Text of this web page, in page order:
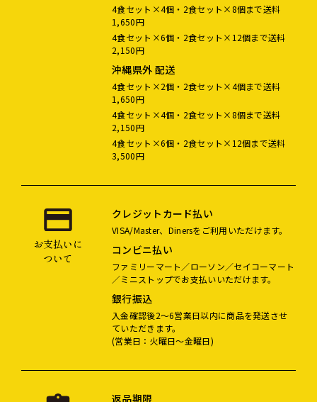
4食セット×4個・2食セット×8個まで送料
1,650円
4食セット×6個・2食セット×12個まで送料
2,150円
沖縄県外 配送
4食セット×2個・2食セット×4個まで送料
1,650円
4食セット×4個・2食セット×8個まで送料
2,150円
4食セット×6個・2食セット×12個まで送料
3,500円
お支払いに
ついて
クレジットカード払い
VISA/Master、Dinersをご利用いただけます。
コンビニ払い
ファミリーマート／ローソン／セイコーマート
／ミニストップでお支払いいただけます。
銀行振込
入金確認後2～6営業日以内に商品を発送させ
ていただきます。
(営業日：火曜日～金曜日)
返品期限